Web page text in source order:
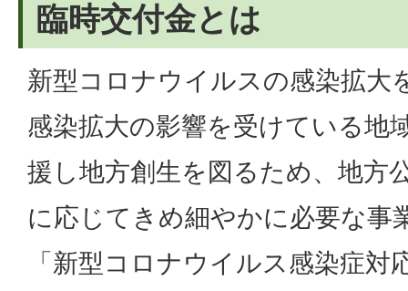
臨時交付金とは
新型コロナウイルスの感染拡大
感染拡大の影響を受けている地
援し地方創生を図るため、地方
に応じてきめ細やかに必要な事
「新型コロナウイルス感染症対